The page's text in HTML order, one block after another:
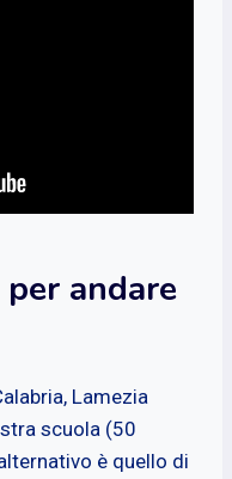
andare
Lamezia
scuola (50
è quello di